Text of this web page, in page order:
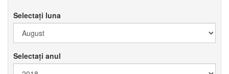
Selectați luna
Selectați anul